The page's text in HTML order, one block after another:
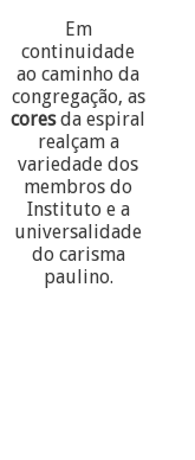
Em
continuidade
ao caminho da
congregação, as
coresda espiral
realçam a
variedade dos
membros do
Instituto e a
universalidade
do carisma
paulino.